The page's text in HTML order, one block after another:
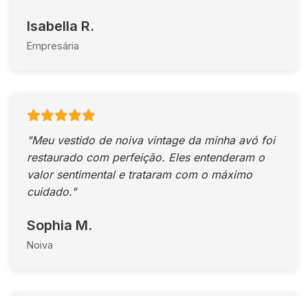
Isabella R.
Empresária
"Meu vestido de noiva vintage da minha avó foi
restaurado com perfeição. Eles entenderam o
valor sentimental e trataram com o máximo
cuidado."
Sophia M.
Noiva